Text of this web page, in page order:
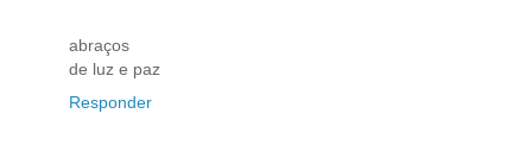
abraços
de luz e paz
Responder